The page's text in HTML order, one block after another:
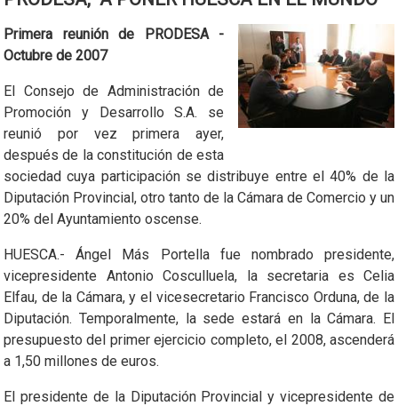
Primera reunión de PRODESA -
Octubre de 2007
El Consejo de Administración de
Promoción y Desarrollo S.A. se
reunió por vez primera ayer,
después de la constitución de esta
sociedad cuya participación se distribuye entre el 40% de la
Diputación Provincial, otro tanto de la Cámara de Comercio y un
20% del Ayuntamiento oscense.
HUESCA.- Ángel Más Portella fue nombrado presidente,
vicepresidente Antonio Cosculluela, la secretaria es Celia
Elfau, de la Cámara, y el vicesecretario Francisco Orduna, de la
Diputación. Temporalmente, la sede estará en la Cámara. El
presupuesto del primer ejercicio completo, el 2008, ascenderá
a 1,50 millones de euros.
El presidente de la Diputación Provincial y vicepresidente de